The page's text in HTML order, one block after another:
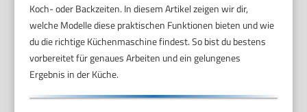
Koch- oder Backzeiten. In diesem Artikel zeigen wir dir,
welche Modelle diese praktischen Funktionen bieten und wie
du die richtige Küchenmaschine findest. So bist du bestens
vorbereitet für genaues Arbeiten und ein gelungenes
Ergebnis in der Küche.